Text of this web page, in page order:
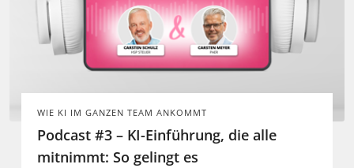
WIE KI IM GANZEN TEAM ANKOMMT
Podcast #3 – KI-Einführung, die alle
mitnimmt: So gelingt es